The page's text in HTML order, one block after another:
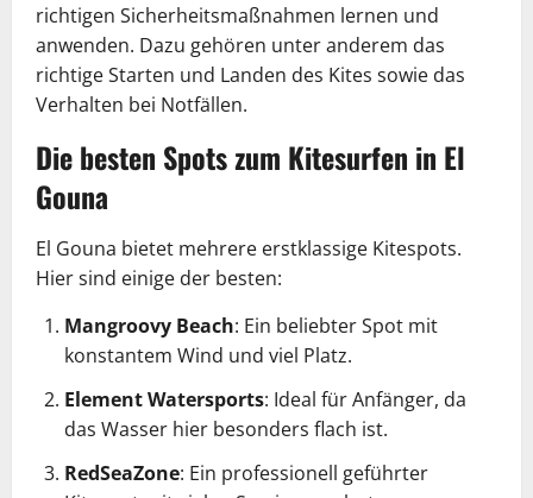
richtigen Sicherheitsmaßnahmen lernen und
anwenden. Dazu gehören unter anderem das
richtige Starten und Landen des Kites sowie das
Verhalten bei Notfällen.
Die besten Spots zum Kitesurfen in El
Gouna
El Gouna bietet mehrere erstklassige Kitespots.
Hier sind einige der besten:
Mangroovy Beach: Ein beliebter Spot mit
konstantem Wind und viel Platz.
Element Watersports: Ideal für Anfänger, da
das Wasser hier besonders flach ist.
RedSeaZone: Ein professionell geführter